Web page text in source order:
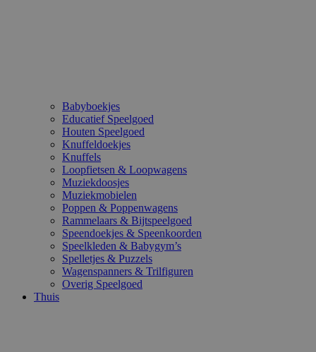
Babyboekjes
Educatief Speelgoed
Houten Speelgoed
Knuffeldoekjes
Knuffels
Loopfietsen & Loopwagens
Muziekdoosjes
Muziekmobielen
Poppen & Poppenwagens
Rammelaars & Bijtspeelgoed
Speendoekjes & Speenkoorden
Speelkleden & Babygym’s
Spelletjes & Puzzels
Wagenspanners & Trilfiguren
Overig Speelgoed
Thuis